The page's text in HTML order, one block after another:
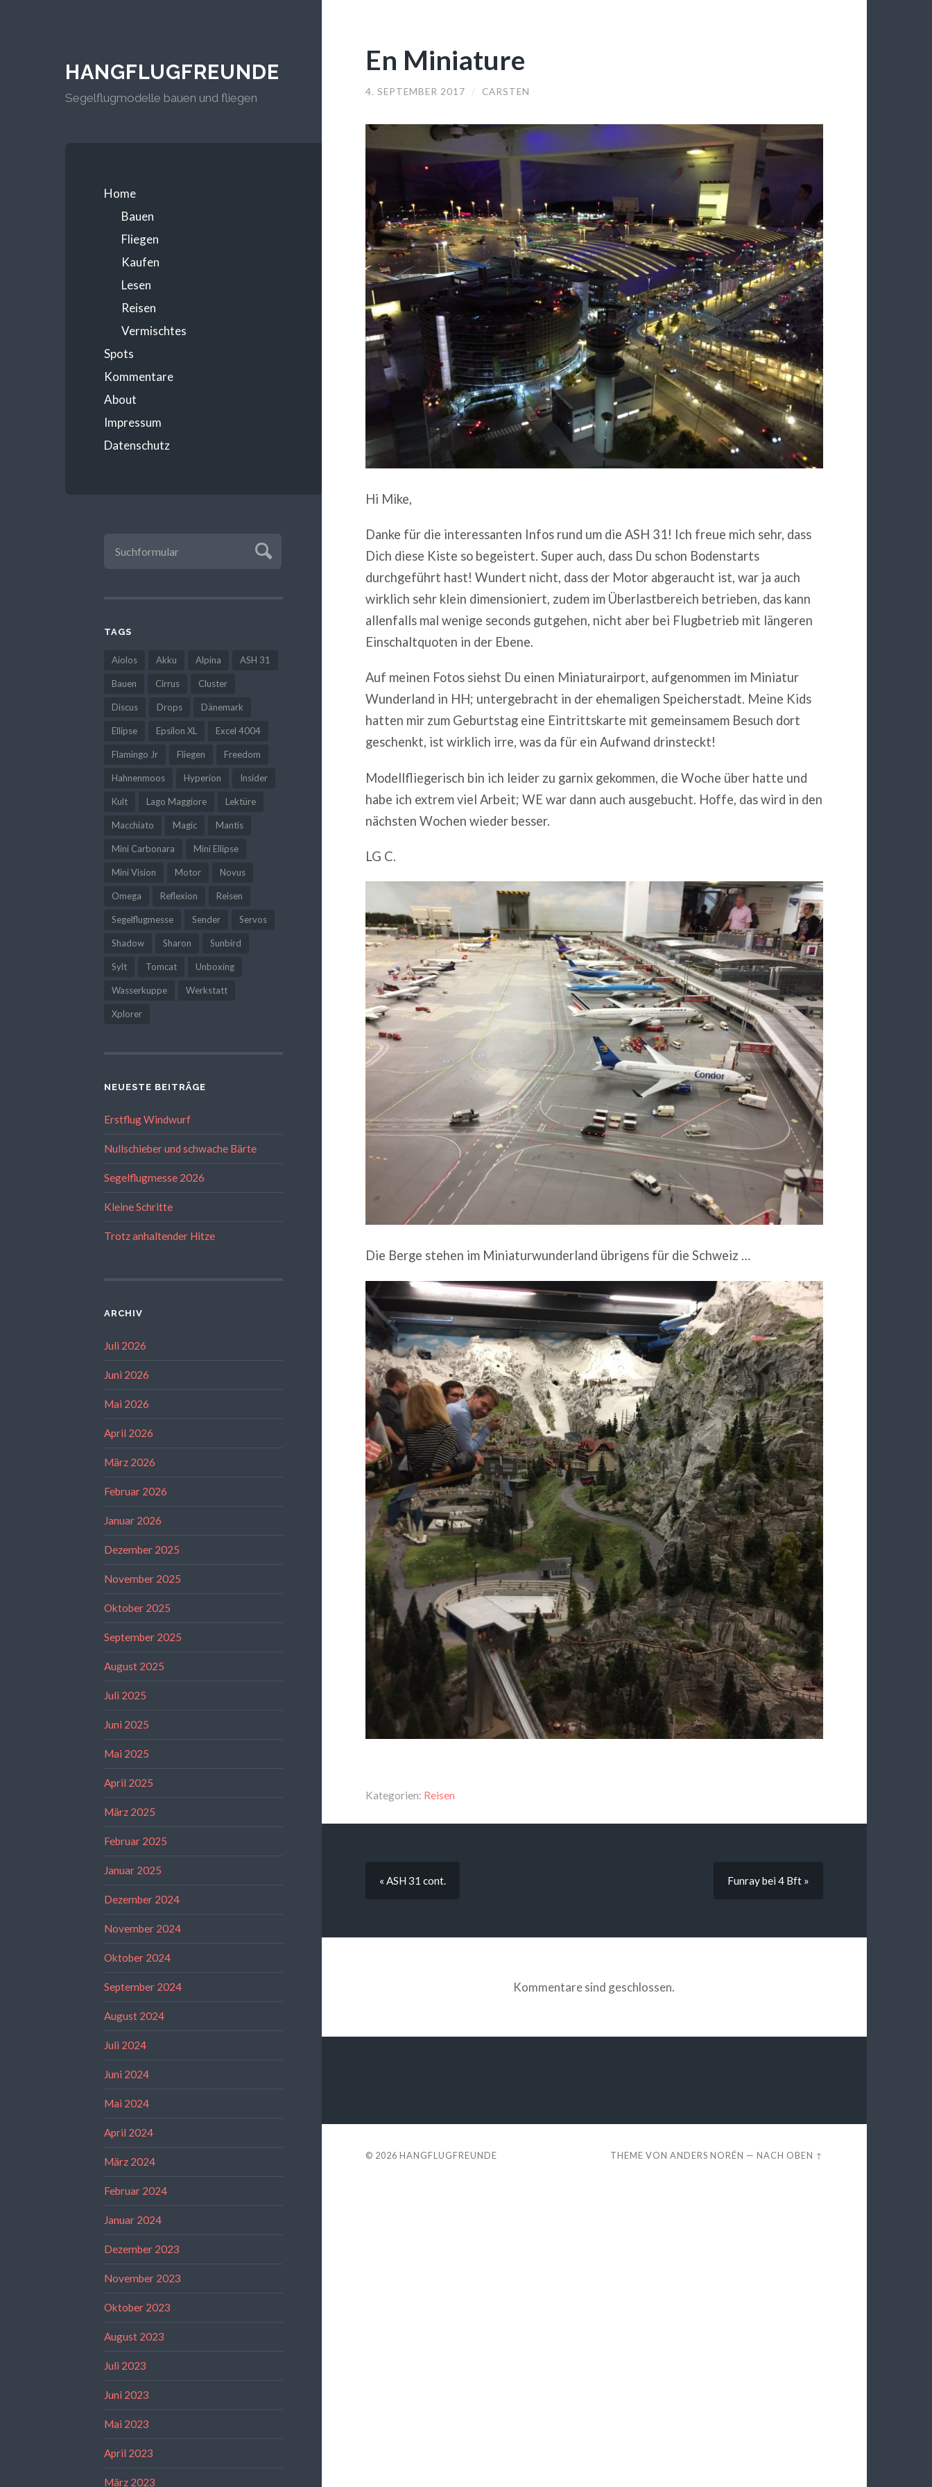
HANGFLUGFREUNDE
Segelflugmodelle bauen und fliegen
Home
Bauen
Fliegen
Kaufen
Lesen
Reisen
Vermischtes
Spots
Kommentare
About
Impressum
Datenschutz
TAGS
Aiolos Akku Alpina ASH 31
Bauen Cirrus Cluster
Discus Drops Dänemark
Ellipse Epsilon XL Excel 4004
Flamingo Jr Fliegen Freedom
Hahnenmoos Hyperion Insider
Kult Lago Maggiore Lektüre
Macchiato Magic Mantis
Mini Carbonara Mini Ellipse
Mini Vision Motor Novus
Omega Reflexion Reisen
Segelflugmesse Sender Servos
Shadow Sharon Sunbird
Sylt Tomcat Unboxing
Wasserkuppe Werkstatt
Xplorer
NEUESTE BEITRÄGE
Erstflug Windwurf
Nullschieber und schwache Bärte
Segelflugmesse 2026
Kleine Schritte
Trotz anhaltender Hitze
ARCHIV
Juli 2026
Juni 2026
Mai 2026
April 2026
März 2026
Februar 2026
Januar 2026
Dezember 2025
November 2025
Oktober 2025
September 2025
August 2025
Juli 2025
Juni 2025
Mai 2025
April 2025
März 2025
Februar 2025
Januar 2025
Dezember 2024
November 2024
Oktober 2024
September 2024
August 2024
Juli 2024
Juni 2024
Mai 2024
April 2024
März 2024
Februar 2024
Januar 2024
Dezember 2023
November 2023
Oktober 2023
August 2023
Juli 2023
Juni 2023
Mai 2023
April 2023
März 2023
En Miniature
4. SEPTEMBER 2017 / CARSTEN
Hi Mike,
Danke für die interessanten Infos rund um die ASH 31! Ich freue mich sehr, dass
Dich diese Kiste so begeistert. Super auch, dass Du schon Bodenstarts
durchgeführt hast! Wundert nicht, dass der Motor abgeraucht ist, war ja auch
wirklich sehr klein dimensioniert, zudem im Überlastbereich betrieben, das kann
allenfalls mal wenige seconds gutgehen, nicht aber bei Flugbetrieb mit längeren
Einschaltquoten in der Ebene.
Auf meinen Fotos siehst Du einen Miniaturairport, aufgenommen im Miniatur
Wunderland in HH; untergebracht in der ehemaligen Speicherstadt. Meine Kids
hatten mir zum Geburtstag eine Eintrittskarte mit gemeinsamem Besuch dort
geschenkt, ist wirklich irre, was da für ein Aufwand drinsteckt!
Modellfliegerisch bin ich leider zu garnix gekommen, die Woche über hatte und
habe ich extrem viel Arbeit; WE war dann auch ausgebucht. Hoffe, das wird in den
nächsten Wochen wieder besser.
LG C.
Die Berge stehen im Miniaturwunderland übrigens für die Schweiz …
Kategorien: Reisen
« ASH 31 cont. Funray bei 4 Bft »
Kommentare sind geschlossen.
© 2026 HANGFLUGFREUNDE THEME VONANDERS NORÉN —NACH OBEN ↑